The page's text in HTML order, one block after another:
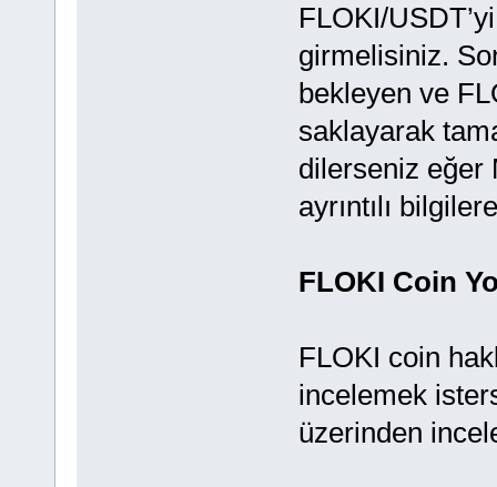
FLOKI/
girmelisiniz.
bekleyen ve
saklayarak
dilerseniz eğer
ayrıntılı
FLOKI Coin
FLOKI coin
incelemek
üzerinden